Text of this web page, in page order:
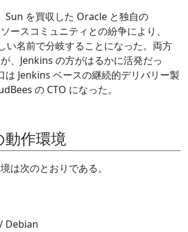
Sun を買収した Oracle と独自の
ースコミュニティとの紛争により、
い名前で分岐することになった。両方
、Jenkins の方がはるかに活発だっ
は Jenkins ベースの継続的デリバリー製
の CTO になった。
動作環境
は次のとおりである。
Debian